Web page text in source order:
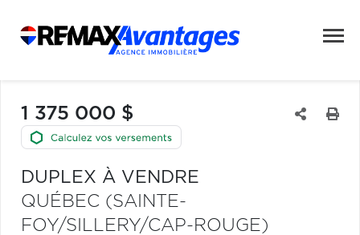
1 375 000 $
DUPLEX À VENDRE
QUÉBEC (SAINTE-
FOY/SILLERY/CAP-ROUGE)